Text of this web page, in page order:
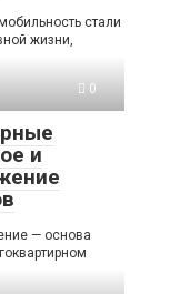
стали
жизни,
0
и
— основа